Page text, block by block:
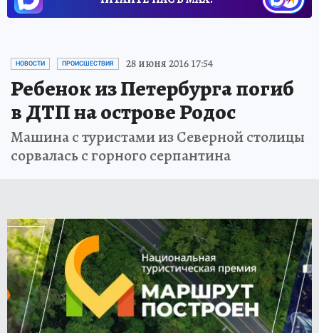
НОВОСТИ ПРОИСШЕСТВИЯ 28 июня 2016 17:54
Ребенок из Петербурга погиб
в ДТП на острове Родос
Машина с туристами из Северной столицы
сорвалась с горного серпантина